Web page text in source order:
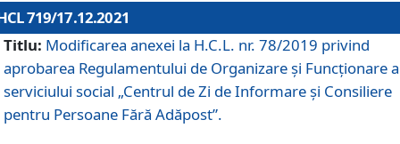
719/17.12.2021
Titlu: Modificarea anexei la H.C.L. nr. 78/2019 privind
aprobarea Regulamentului de Organizare și Funcționare
serviciului social „Centrul de Zi de Informare şi Consiliere
pentru Persoane Fără Adăpost”.